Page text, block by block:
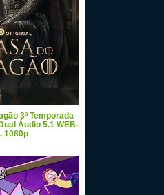
3ª Temporada
Áudio 5.1 WEB-
1080p